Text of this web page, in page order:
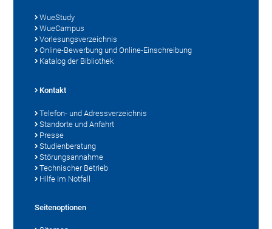
WueStudy
WueCampus
Vorlesungsverzeichnis
Online-Bewerbung und Online-Einschreibung
Katalog der Bibliothek
Kontakt
Telefon- und Adressverzeichnis
Standorte und Anfahrt
Presse
Studienberatung
Störungsannahme
Technischer Betrieb
Hilfe im Notfall
Seitenoptionen